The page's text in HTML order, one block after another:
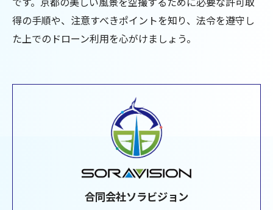
得の手順や、注意すべきポイントを知り、法令を遵守し
た上でのドローン利用を心がけましょう。
合同会社ソラビジョン